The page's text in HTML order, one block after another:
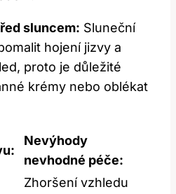
⁣sluncem: Sluneční
⁢hojení jizvy ‍a
proto je důležité
krémy nebo oblékat‌
Nevýhody
‌nevhodné péče:
Zhoršení⁣ vzhledu